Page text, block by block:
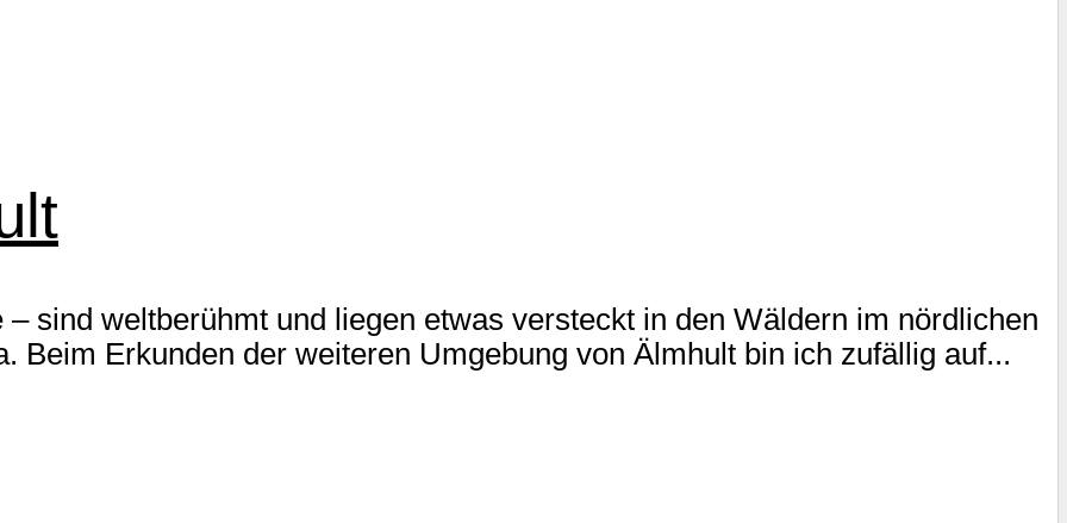
sind weltberühmt und liegen etwas versteckt in den Wäldern im nördlichen
Beim Erkunden der weiteren Umgebung von Älmhult bin ich zufällig auf...